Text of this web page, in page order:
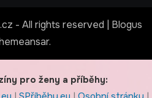
- All rights reserved
Blogus
.
pro ženy a příběhy: